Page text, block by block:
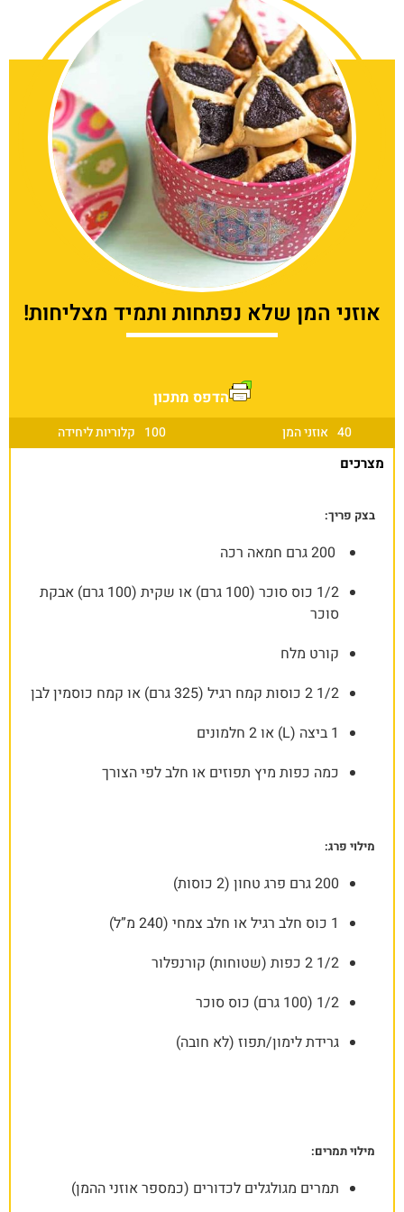
אוזני המן שלא נפתחות ותמיד מצליחות!
הדפס מתכון
40 אוזני המן 100 קלוריות ליחידה
מצרכים
בצק פריך:
1/2 כוס סוכר (100 גרם) או שקית (100 גרם) אבקת
סוכר
קורט מלח
1/2 2 כוסות קמח רגיל (325 גרם) או קמח כוסמין לבן
1 ביצה (L) או 2 חלמונים
כמה כפות מיץ תפוזים או חלב לפי הצורך
מילוי פרג:
200 גרם פרג טחון (2 כוסות)
1 כוס חלב רגיל או חלב צמחי (240 מ”ל)
1/2 2 כפות (שטוחות) קורנפלור
1/2 (100 גרם) כוס סוכר
גרידת לימון/תפוז (לא חובה)
מילוי תמרים:
תמרים מגולגלים לכדורים (כמספר אוזני ההמן)